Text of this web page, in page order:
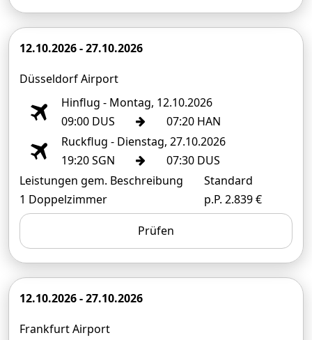
12.10.2026 - 27.10.2026
Düsseldorf Airport
Hinflug - Montag, 12.10.2026
09:00 DUS
07:20 HAN
Ruckflug - Dienstag, 27.10.2026
19:20 SGN
07:30 DUS
Leistungen gem. Beschreibung
1 Doppelzimmer
Standard
p.P. 2.839 €
Prüfen
12.10.2026 - 27.10.2026
Frankfurt Airport